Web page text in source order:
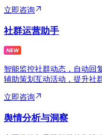
立即咨询
社群运营助手
智能监控社群动态，自动回
辅助策划互动活动，提升社
立即咨询
舆情分析与洞察